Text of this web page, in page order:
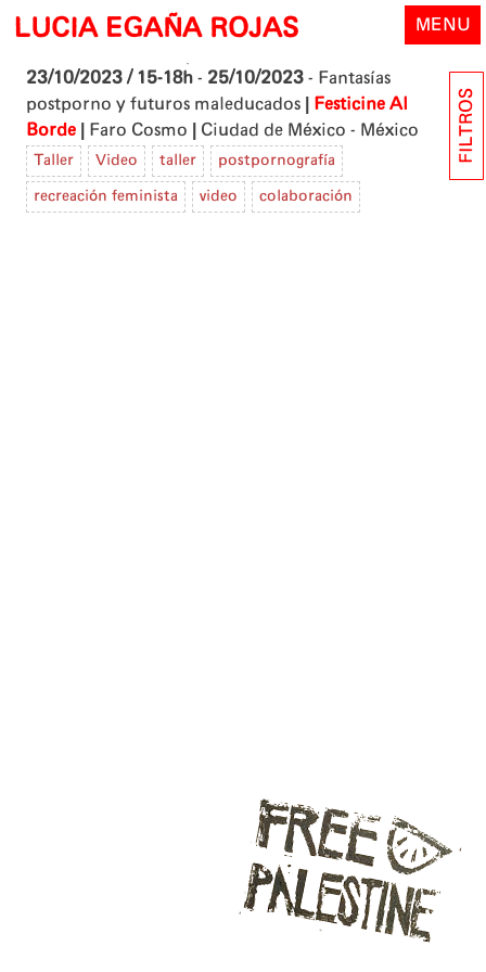
Skip
content
LUCIA EGAÑA ROJAS MENU
23/10/2023 / 15-18h - 25/10/2023 - Fantasías
postporno y futuros maleducados
Festicine Al
Borde
Faro Cosmo Ciudad de México - México
Taller Video taller postpornografía
recreación feminista video colaboración
FILTROS